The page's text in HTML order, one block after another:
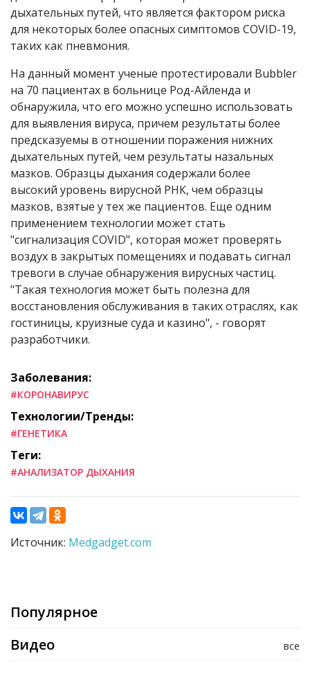
дыхательных путей, что является фактором риска
для некоторых более опасных симптомов COVID-19,
таких как пневмония.
На данный момент ученые протестировали Bubbler
на 70 пациентах в больнице Род-Айленда и
обнаружила, что его можно успешно использовать
для выявления вируса, причем результаты более
предсказуемы в отношении поражения нижних
дыхательных путей, чем результаты назальных
мазков. Образцы дыхания содержали более
высокий уровень вирусной РНК, чем образцы
мазков, взятые у тех же пациентов. Еще одним
применением технологии может стать
"сигнализация COVID", которая может проверять
воздух в закрытых помещениях и подавать сигнал
тревоги в случае обнаружения вирусных частиц.
"Такая технология может быть полезна для
восстановления обслуживания в таких отраслях, как
гостиницы, круизные суда и казино", - говорят
разработчики.
Заболевания:
#КОРОНАВИРУС
Технологии/Тренды:
#ГЕНЕТИКА
Теги:
#АНАЛИЗАТОР ДЫХАНИЯ
Источник: Medgadget.com
Популярное
все
Видео